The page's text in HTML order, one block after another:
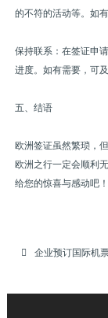
的不符的活动等。如
保持联系：在签证申
进度。如有需要，可
五、结语
欧洲签证虽然繁琐，
欧洲之行一定会顺利
给您的惊喜与感动吧！
企业预订国际机票为什么